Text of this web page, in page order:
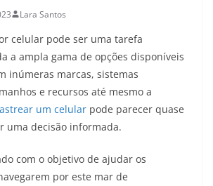
Lara Santos
celular pode ser uma tarefa
a ampla gama de opções disponíveis
inúmeras marcas, sistemas
e recursos até mesmo a
um celular pode parecer quase
uma decisão informada.
com o objetivo de ajudar os
por este mar de